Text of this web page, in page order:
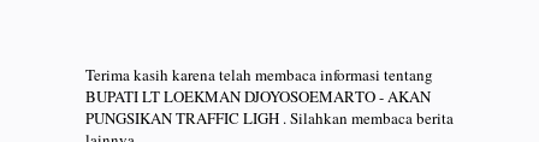
Terima kasih karena telah membaca informasi tentang
BUPATI LT LOEKMAN DJOYOSOEMARTO - AKAN
PUNGSIKAN TRAFFIC LIGH . Silahkan membaca berita